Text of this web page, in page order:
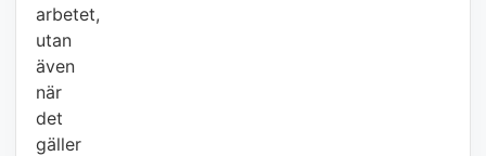
arbetet,
utan
även
när
det
gäller